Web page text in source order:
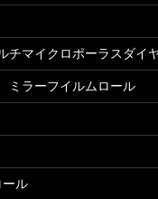
チマイクロポーラスダイ
ミラーフイルムロール
ール